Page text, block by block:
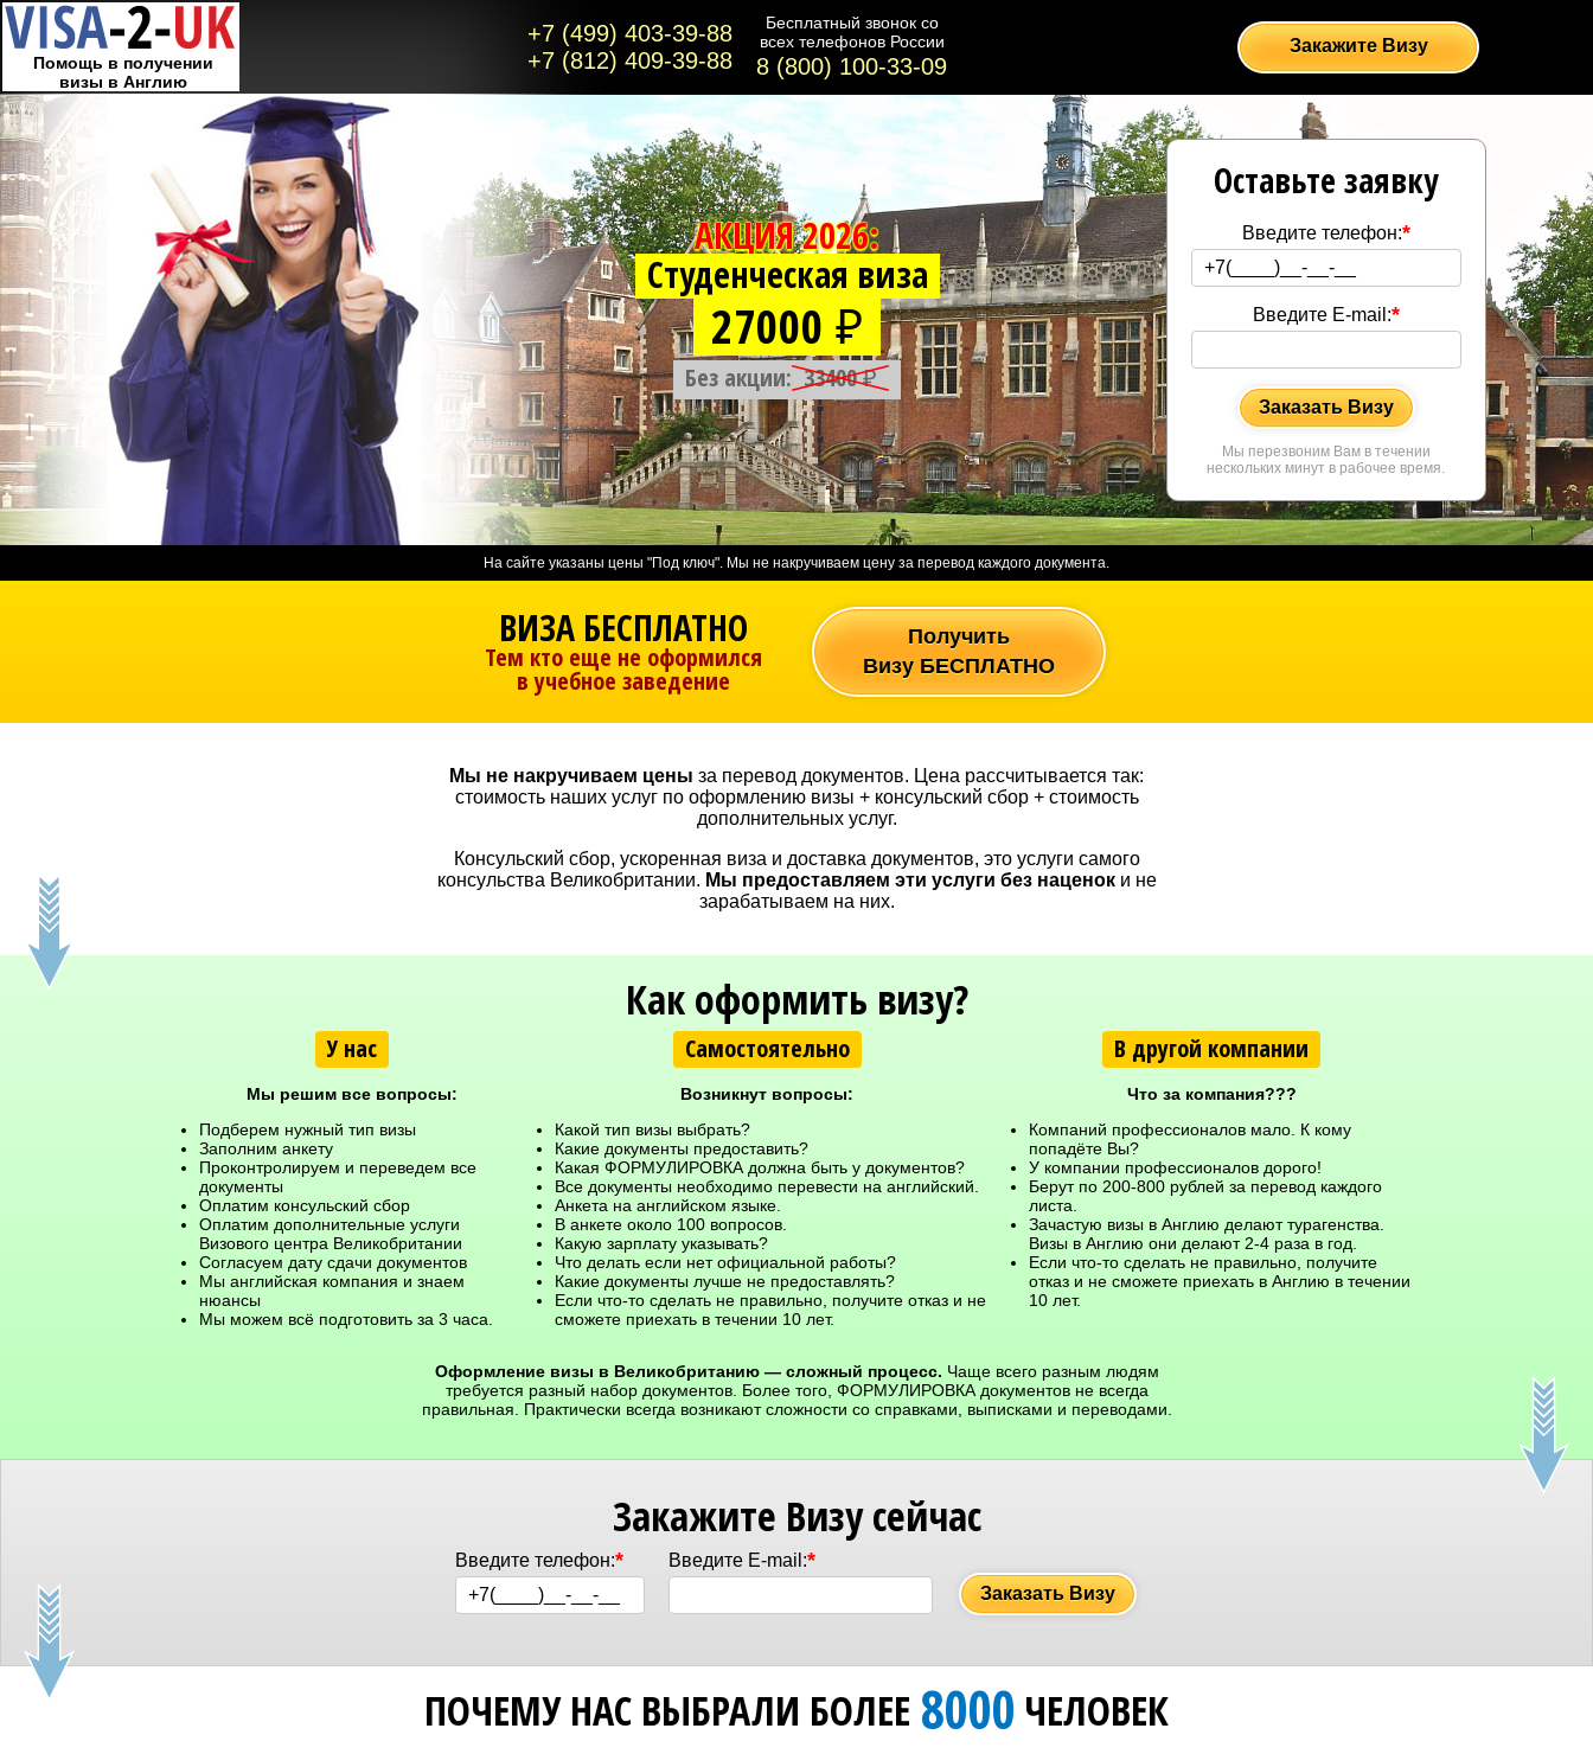
Помощь в получении
визы в Англию
+7 (499) 403-39-88
+7 (812) 409-39-88
Бесплатный звонок co
всех телефонов России
8 (800) 100-33-09
Закажите Визу
АКЦИЯ 2026:
Студенческая виза
27000 ₽
Без акции: 33400 ₽
Оставьте заявку
Введите телефон:*
Введите E-mail:*
Заказать Визу
Мы перезвоним Вам в течении
нескольких минут в рабочее время.
На сайте указаны цены "Под ключ". Мы не накручиваем цену за перевод каждого документа.
ВИЗА БЕСПЛАТНО
Тем кто еще не оформился
в учебное заведение
Получить
Визу БЕСПЛАТНО
Мы не накручиваем цены за перевод документов. Цена рассчитывается так:
стоимость наших услуг по оформлению визы + консульский сбор + стоимость
дополнительных услуг.
Консульский сбор, ускоренная виза и доставка документов, это услуги самого
консульства Великобритании. Мы предоставляем эти услуги без наценоки не
зарабатываем на них.
Как оформить визу?
У нас
Мы решим все вопросы:
Подберем нужный тип визы
Заполним анкету
Проконтролируем и переведем все
документы
Оплатим консульский сбор
Оплатим дополнительные услуги
Визового центра Великобритании
Согласуем дату сдачи документов
Мы английская компания и знаем
нюансы
Мы можем всё подготовить за 3 часа.
Самостоятельно
Возникнут вопросы:
Какой тип визы выбрать?
Какие документы предоставить?
Какая ФОРМУЛИРОВКА должна быть у документов?
Все документы необходимо перевести на английский.
Анкета на английском языке.
В анкете около 100 вопросов.
Какую зарплату указывать?
Что делать если нет официальной работы?
Какие документы лучше не предоставлять?
Если что-то сделать не правильно, получите отказ и не
сможете приехать в течении 10 лет.
В другой компании
Что за компания???
Компаний профессионалов мало. К кому
попадёте Вы?
У компании профессионалов дорого!
Берут по 200-800 рублей за перевод каждого
листа.
Зачастую визы в Англию делают турагенства.
Визы в Англию они делают 2-4 раза в год.
Если что-то сделать не правильно, получите
отказ и не сможете приехать в Англию в течении
10 лет.
Оформление визы в Великобританию — сложный процесс. Чаще всего разным людям
требуется разный набор документов. Более того, ФОРМУЛИРОВКА документов не всегда
правильная. Практически всегда возникают сложности со справками, выписками и переводами.
Закажите Визу сейчас
Введите телефон:* Введите E-mail:*
Заказать Визу
ПОЧЕМУ НАС ВЫБРАЛИ БОЛЕЕ 8000 ЧЕЛОВЕК